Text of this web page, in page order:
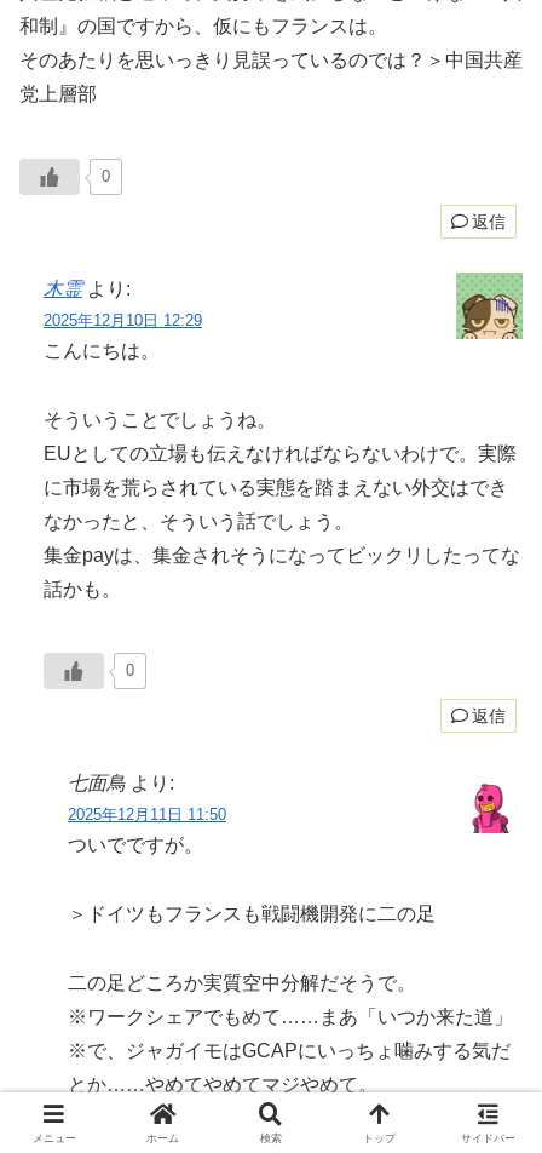
和制』の国ですから、仮にもフランスは。
そのあたりを思いっきり見誤っているのでは？＞中国共産
党上層部
0
返信
木霊 より:
2025年12月10日 12:29
こんにちは。
そういうことでしょうね。
EUとしての立場も伝えなければならないわけで。実際
に市場を荒らされている実態を踏まえない外交はでき
なかったと、そういう話でしょう。
集金payは、集金されそうになってビックリしたってな
話かも。
0
返信
七面鳥 より:
2025年12月11日 11:50
ついでですが。
＞ドイツもフランスも戦闘機開発に二の足
二の足どころか実質空中分解だそうで。
※ワークシェアでもめて……まあ「いつか来た道」
※で、ジャガイモはGCAPにいっちょ噛みする気だ
とか……やめてやめてマジやめて。
メニュー ホーム 検索 トップ サイドバー